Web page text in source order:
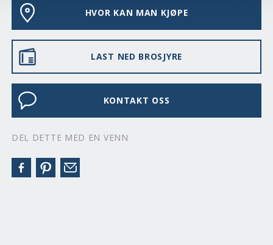
HVOR KAN MAN KJØPE
LAST NED BROSJYRE
KONTAKT OSS
DEL DETTE MED EN VENN